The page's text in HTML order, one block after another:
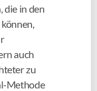
die in den
auch
zu
Methode
Bullet
Kinder &